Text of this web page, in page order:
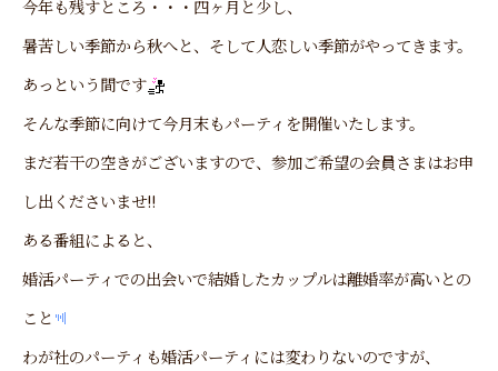
今年も残すところ・・・四ヶ月と少し、
暑苦しい季節から秋へと、そして人恋しい季節がやってきます。
あっという間です
そんな季節に向けて今月末もパーティを開催いたします。
まだ若干の空きがございますので、参加ご希望の会員さまはお申
し出くださいませ!!
ある番組によると、
婚活パーティでの出会いで結婚したカップルは離婚率が高いとの
こと
わが社のパーティも婚活パーティには変わりないのですが、